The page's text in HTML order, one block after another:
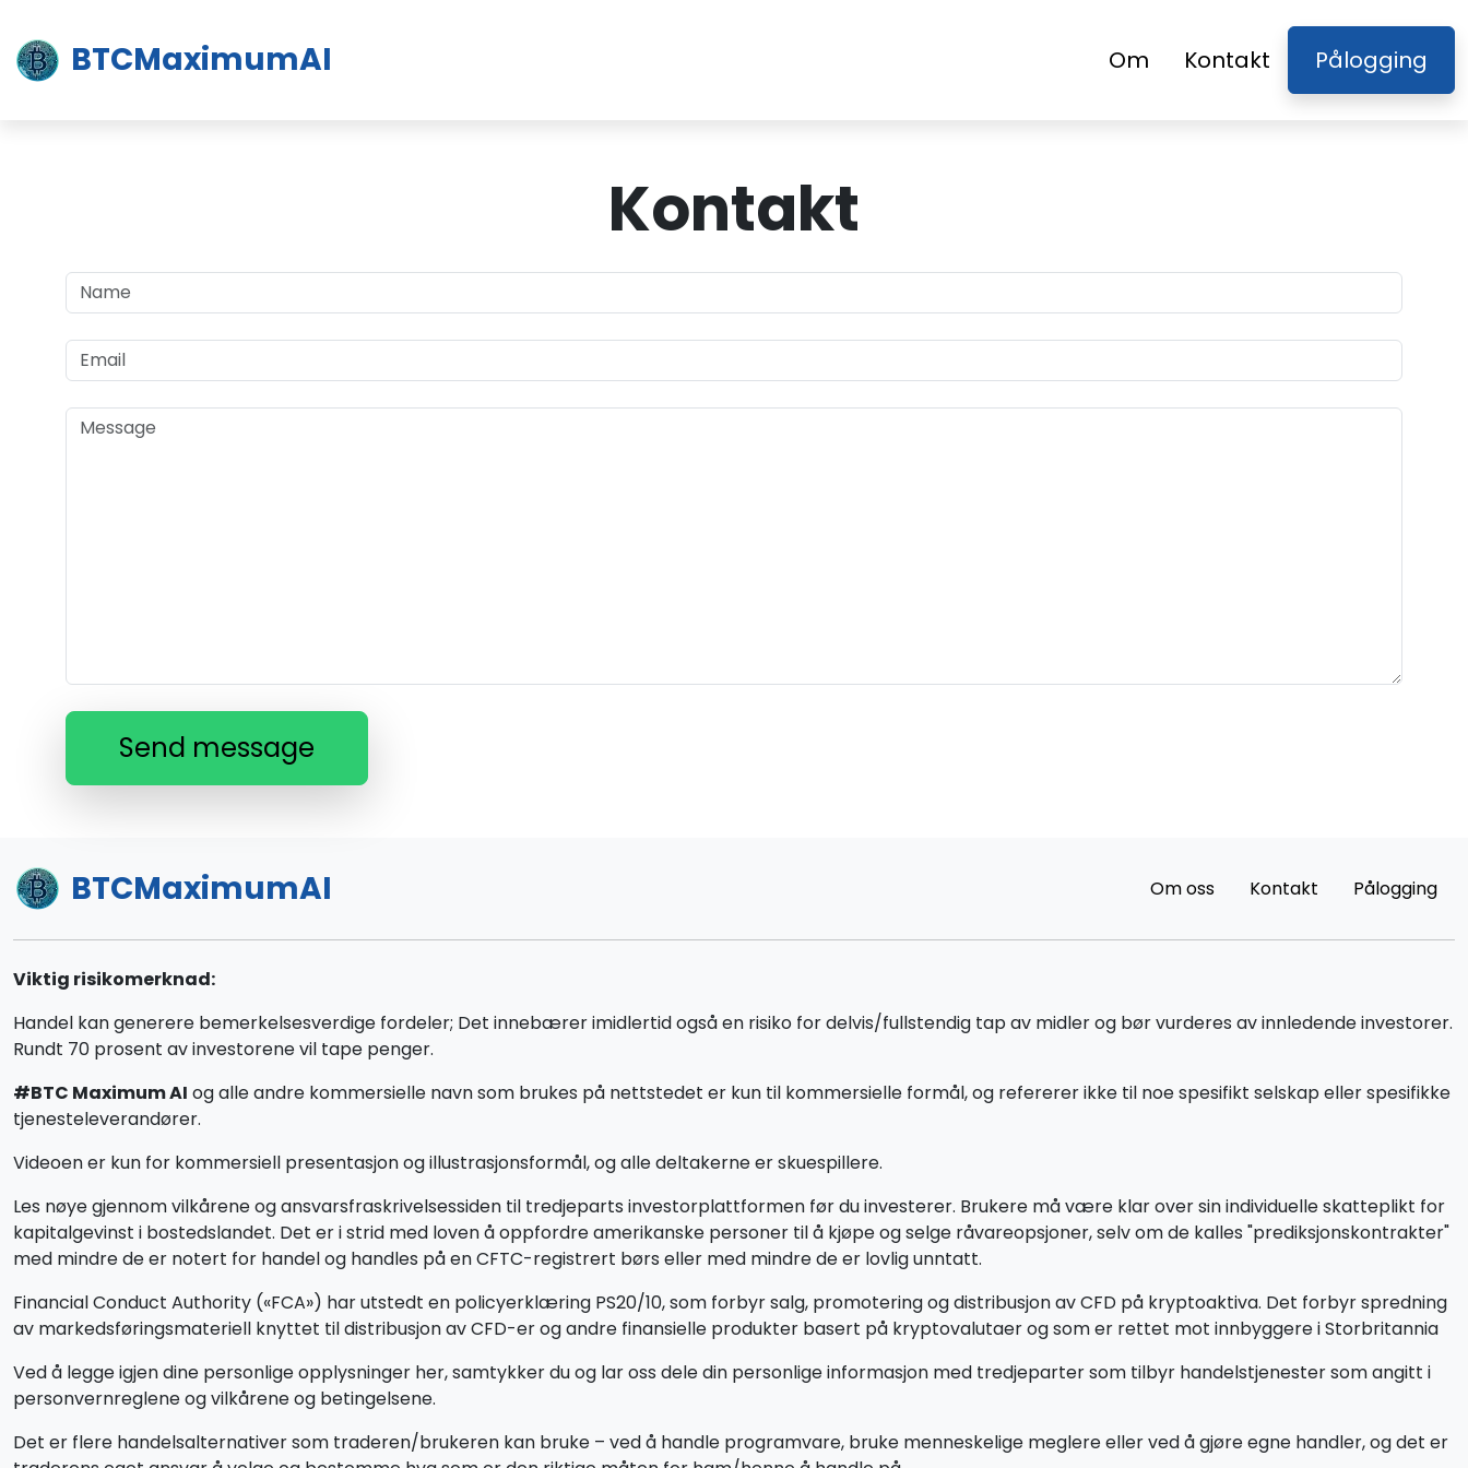
BTCMaximumAI Om Kontakt Pålogging
Kontakt
Send message
BTCMaximumAI Om oss Kontakt Pålogging
Viktig risikomerknad:
Handel kan generere bemerkelsesverdige fordeler; Det innebærer imidlertid også en risiko for delvis/fullstendig tap av midler og bør vurderes av innledende investorer.
Rundt 70 prosent av investorene vil tape penger.
#BTC Maximum AI og alle andre kommersielle navn som brukes på nettstedet er kun til kommersielle formål, og refererer ikke til noe spesifikt selskap eller spesifikke
tjenesteleverandører.
Videoen er kun for kommersiell presentasjon og illustrasjonsformål, og alle deltakerne er skuespillere.
Les nøye gjennom vilkårene og ansvarsfraskrivelsessiden til tredjeparts investorplattformen før du investerer. Brukere må være klar over sin individuelle skatteplikt for
kapitalgevinst i bostedslandet. Det er i strid med loven å oppfordre amerikanske personer til å kjøpe og selge råvareopsjoner, selv om de kalles "prediksjonskontrakter"
med mindre de er notert for handel og handles på en CFTC-registrert børs eller med mindre de er lovlig unntatt.
Financial Conduct Authority («FCA») har utstedt en policyerklæring PS20/10, som forbyr salg, promotering og distribusjon av CFD på kryptoaktiva. Det forbyr spredning
av markedsføringsmateriell knyttet til distribusjon av CFD-er og andre finansielle produkter basert på kryptovalutaer og som er rettet mot innbyggere i Storbritannia
Ved å legge igjen dine personlige opplysninger her, samtykker du og lar oss dele din personlige informasjon med tredjeparter som tilbyr handelstjenester som angitt i
personvernreglene og vilkårene og betingelsene.
Det er flere handelsalternativer som traderen/brukeren kan bruke – ved å handle programvare, bruke menneskelige meglere eller ved å gjøre egne handler, og det er